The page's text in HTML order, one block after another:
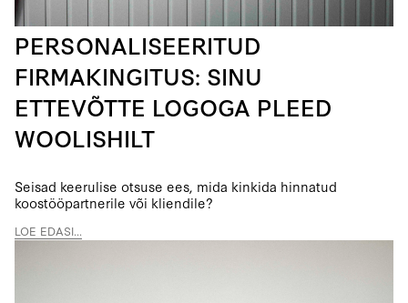
PERSONALISEERITUD
FIRMAKINGITUS: SINU
ETTEVÕTTE LOGOGA PLEED
WOOLISHILT
Seisad keerulise otsuse ees, mida kinkida hinnatud
koostööpartnerile või kliendile?
LOE EDASI...